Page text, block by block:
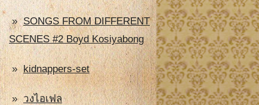
SONGS FROM DIFFERENT
SCENES #2 Boyd Kosiyabong
kidnappers-set
วงไอเฟล